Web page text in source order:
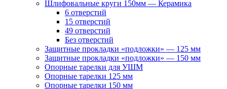
Шлифовальные круги 150мм — Керамика
6 отверстий
15 отверстий
49 отверстий
Без отверстий
Защитные прокладки «подложки» — 125 мм
Защитные прокладки «подложки» — 150 мм
Опорные тарелки для УШМ
Опорные тарелки 125 мм
Опорные тарелки 150 мм